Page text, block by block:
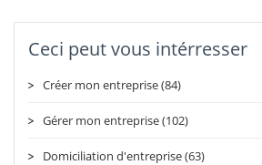
Ceci peut vous intérresser
Créer mon entreprise (84)
Gérer mon entreprise (102)
Domiciliation d'entreprise (63)